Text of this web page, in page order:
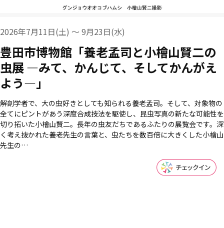
2026年7月11日(土) ～ 9月23日(水)
豊田市博物館「養老孟司と小檜山賢二の
虫展 ―みて、かんじて、そしてかんがえ
よう―」
解剖学者で、大の虫好きとしても知られる養老孟司。そして、対象物の
全てにピントがあう深度合成技法を駆使し、昆虫写真の新たな可能性を
切り拓いた小檜山賢二。長年の虫友だちであるふたりの展覧会です。深
く考え抜かれた養老先生の言葉と、虫たちを数百倍に大きくした小檜山
先生の…